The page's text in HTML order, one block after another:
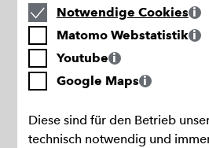
Notwendige
Cookies
Notwendige Cookies
Matomo
Webstatistik
Matomo Webstatistik
YoutubeYoutube
Google
Maps
Google Maps
Diese sind für den Betrieb
technisch notwendig und